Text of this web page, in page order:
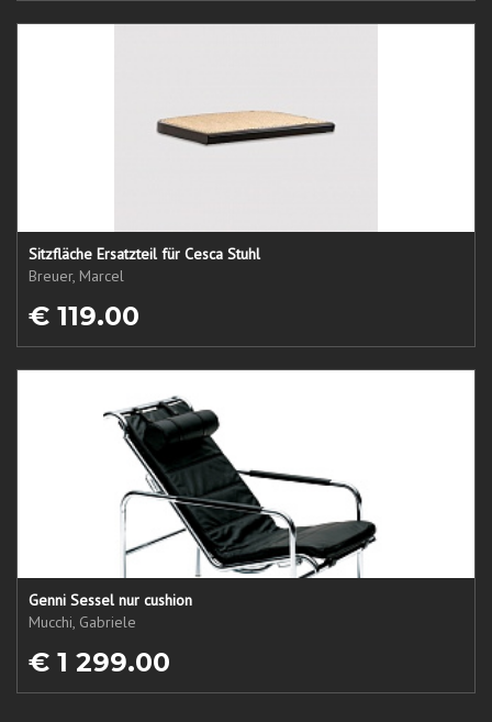
Sitzfläche Ersatzteil für Cesca Stuhl
Breuer, Marcel
€ 119.00
Genni Sessel nur cushion
Mucchi, Gabriele
€ 1 299.00